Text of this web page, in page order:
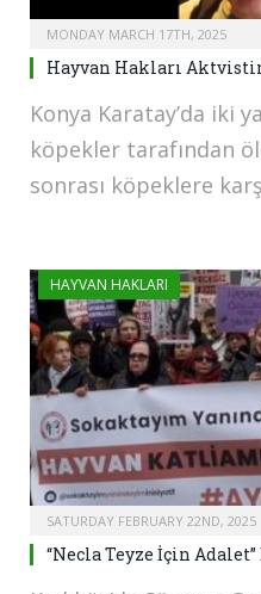
MONDAY MARCH 17TH, 2025
Hayvan Hakları
Konya Karatay’da iki
köpekler tarafından
sonrası köpeklere
HAYVAN HAKLARI
SATURDAY FEBRUARY 22ND, 2025
“Necla Teyze İçin